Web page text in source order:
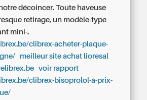
décoincer. Toute haveuse
retirage, un modèle-type
mini-.
clibrex-acheter-plaque-
meilleur site achat lioresal
voir rapport
clibrex-bisoprolol-à-prix-